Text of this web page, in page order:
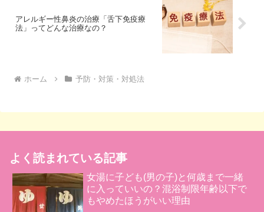
アレルギー性鼻炎の治療「舌下免疫療
法」ってどんな治療なの？
ホーム 予防・対策・対処法
よく読まれている記事
女湯に子ども(男の子)と何歳まで一緒
に入っていいの？混浴制限年齢以下で
もやめたほうがいい理由